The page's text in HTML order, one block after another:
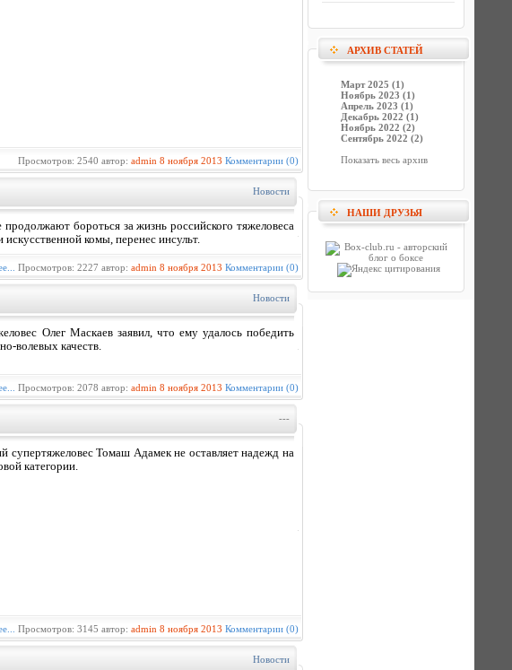
Просмотров: 2540 автор: admin 8 ноября 2013 Комментарии (0)
Новости
бороться за жизнь российского тяжеловеса
комы, перенес инсульт.
Просмотров: 2227 автор: admin 8 ноября 2013 Комментарии (0)
Новости
Олег Маскаев заявил, что ему удалось победить
волевых качеств.
Просмотров: 2078 автор: admin 8 ноября 2013 Комментарии (0)
---
супертяжеловес Томаш Адамек не оставляет надежд на
категории.
Просмотров: 3145 автор: admin 8 ноября 2013 Комментарии (0)
Новости
АРХИВ СТАТЕЙ
Март 2025 (1)
Ноябрь 2023 (1)
Апрель 2023 (1)
Декабрь 2022 (1)
Ноябрь 2022 (2)
Сентябрь 2022 (2)
Показать весь архив
НАШИ ДРУЗЬЯ